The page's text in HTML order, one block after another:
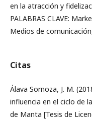
en la atracción y
PALABRAS CLAVE:
Medios de
Citas
Álava Sornoza, J. M.
influencia en el ciclo de
de Manta [Tesis de